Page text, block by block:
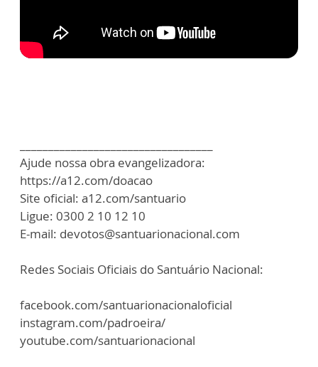
Ajude nossa obra evangelizadora:
https://a12.com/doacao
Site oficial: a12.com/santuario
Ligue: 0300 2 10 12 10
E-mail: devotos@santuarionacional.com
Redes Sociais Oficiais do Santuário Nacional:
facebook.com/santuarionacionaloficial
instagram.com/padroeira/
youtube.com/santuarionacional